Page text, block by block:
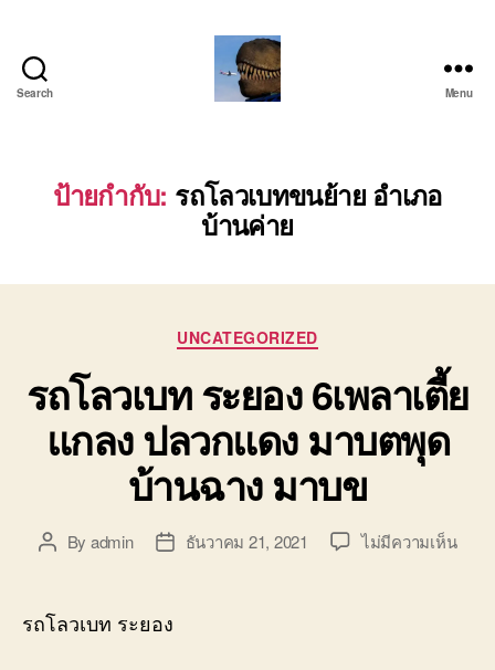
Search
เบท
เฉพาะ
กิจ
ย้าย
ติดต่อ
โทร
0818900005
Menu
ป้ายกำกับ: รถโลวเบทขนย้าย อำเภอ
บ้านค่าย
Categories
UNCATEGORIZED
รถโลวเบท ระยอง 6เพลาเตี้ย
แกลง ปลวกแดง มาบตพุด
บ้านฉาง มาบข
PostBy admin
Postธันวาคม 21, 2021 ไม่มีความเห็นบน
รถโลวเบท ระยอง